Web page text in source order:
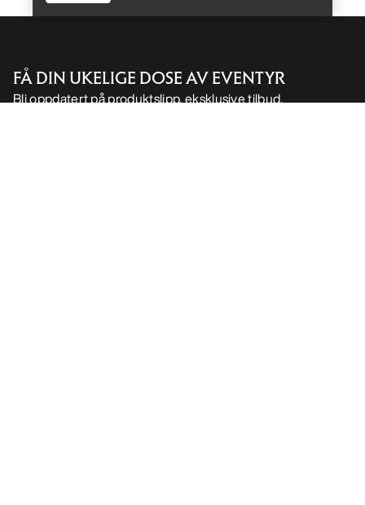
Finn butikk Help
FÅ DIN UKELIGE DOSE AV EVENTYR
Bli oppdatert på produktslipp, eksklusive tilbud,